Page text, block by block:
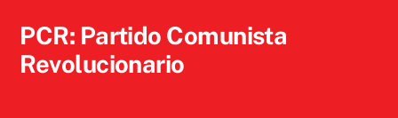
PCR: Partido Comunista
Revolucionario